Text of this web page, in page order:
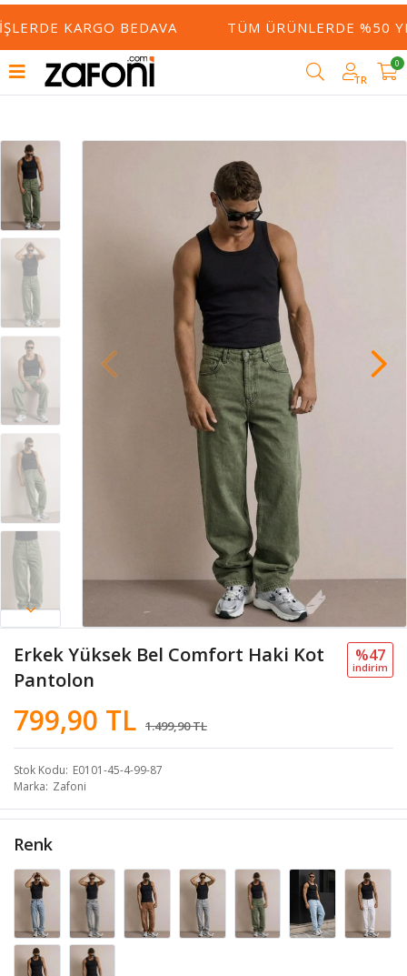
KARGO BEDAVA TÜM ÜRÜNLERDE %50
TR
0
Erkek Yüksek Bel Comfort Haki Kot
Pantolon
799,90 TL 1.499,90 TL
%47
i̇ndi̇ri̇m
Stok Kodu E0101-45-4-99-87
Marka Zafoni
Renk